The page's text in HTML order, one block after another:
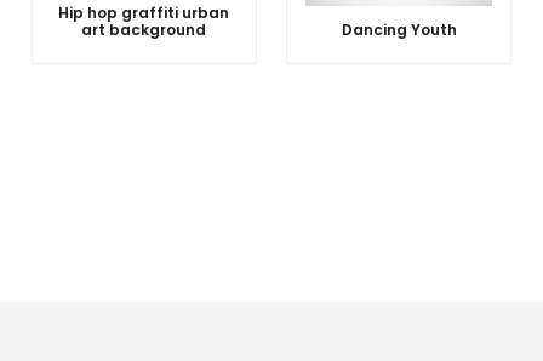
Hip hop graffiti urban
art background
Dancing Youth